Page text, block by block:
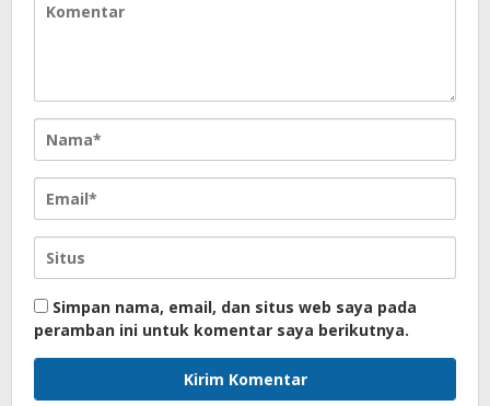
Simpan nama, email, dan situs web saya pada
peramban ini untuk komentar saya berikutnya.